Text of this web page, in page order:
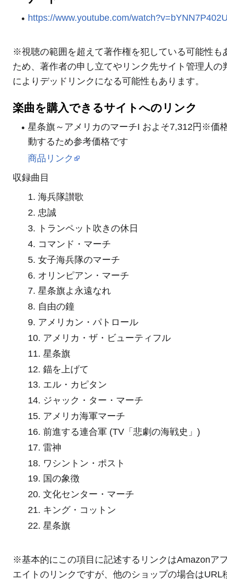
https://www.youtube.com/
※視聴の範囲を超えて著作権を犯している可能性も
ため、著作者の申し立てやリンク先サイト管理人の
によりデッドリンクになる可能性もあります。
楽曲を購入できるサイトへのリンク
星条旗～アメリカのマーチI およそ7,312円※価
動するため参考価格です
商品リンク
収録曲目
1. 海兵隊讃歌
2. 忠誠
3. トランペット吹きの休日
4. コマンド・マーチ
5. 女子海兵隊のマーチ
6. オリンピアン・マーチ
7. 星条旗よ永遠なれ
8. 自由の鐘
9. アメリカン・パトロール
10. アメリカ・ザ・ビューティフル
11. 星条旗
12. 錨を上げて
13. エル・カピタン
14. ジャック・ター・マーチ
15. アメリカ海軍マーチ
16. 前進する連合軍 (TV「悲劇の海戦史」)
17. 雷神
18. ワシントン・ポスト
19. 国の象徴
20. 文化センター・マーチ
21. キング・コットン
22. 星条旗
※基本的にこの項目に記述するリンクはAmazonア
エイトのリンクですが、他のショップの場合はURL